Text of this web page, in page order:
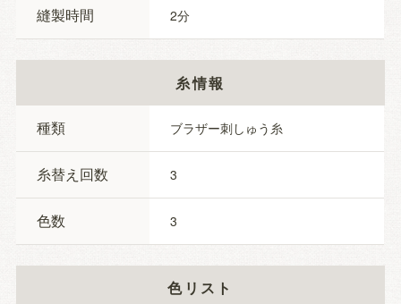
縫製時間 2
糸情報
種類 ブラザー刺しゅう糸
糸替え回数 3
色数 3
色リスト